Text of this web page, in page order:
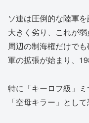
ソ連は圧倒的な陸軍
大きく劣り、これが
周辺の制海権だけで
軍の拡張が始まり、
特に「キーロフ級」ミ
「空母キラー」とし